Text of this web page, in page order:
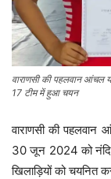
वाराणसी की पहलवान आंचल
17 टीम में हुआ चयन
वाराणसी की
30 जून 2024 को
खिलाड़ियों को चयनित